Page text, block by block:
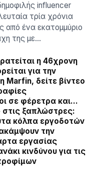
influencer
τρία χρόνια
από ένα εκατομμύριο
της με…
η 46χρονη
για την
Marfin, δείτε βίντεο
σε φέρετρα και…
ξαπλώστρες:
κόλπα εργοδοτών
την
εργασίας
κινδύνου για τις